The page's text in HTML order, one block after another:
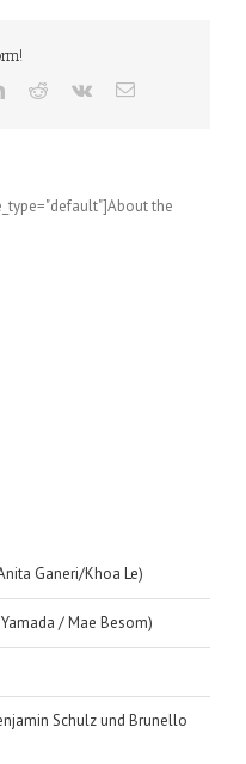
the
Ganeri/Khoa Le)
/ Mae Besom)
Schulz und Brunello